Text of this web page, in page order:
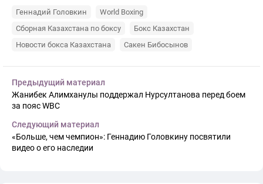
Геннадий Головкин
World Boxing
Сборная Казахстана по боксу
Бокс Казахстан
Новости бокса Казахстана
Сакен Бибосынов
Предыдущий материал
Жанибек Алимханулы поддержал Нурсултанова перед боем
за пояс WBC
Следующий материал
«Больше, чем чемпион»: Геннадию Головкину посвятили
видео о его наследии